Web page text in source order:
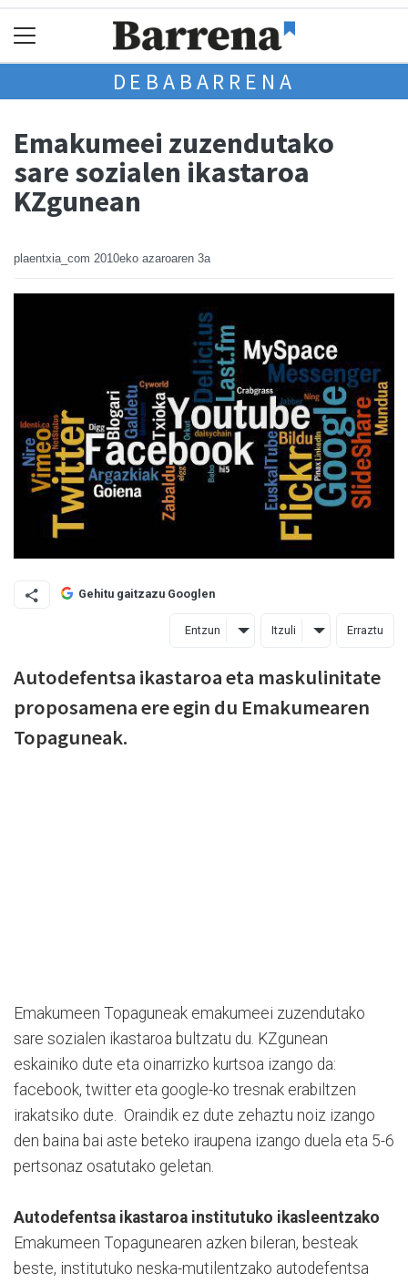
DEBABARRENA
Emakumeei zuzendutako
sare sozialen ikastaroa
KZgunean
plaentxia_com 2010eko azaroaren 3a
Gehitu gaitzazu Googlen
Entzun Itzuli Erraztu
Autodefentsa ikastaroa eta maskulinitate
proposamena ere egin du Emakumearen
Topaguneak.
Emakumeen Topaguneak emakumeei zuzendutako
sare sozialen ikastaroa bultzatu du. KZgunean
eskainiko dute eta oinarrizko kurtsoa izango da:
facebook, twitter eta google-ko tresnak erabiltzen
irakatsiko dute. Oraindik ez dute zehaztu noiz izango
den baina bai aste beteko iraupena izango duela eta 5-6
pertsonaz osatutako geletan.
Autodefentsa ikastaroa institutuko ikasleentzako
Emakumeen Topagunearen azken bileran, besteak
beste, institutuko neska-mutilentzako autodefentsa